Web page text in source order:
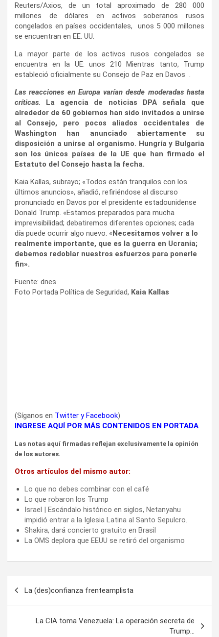
Reuters/Axios, de un total aproximado de 280 000
millones de dólares en activos soberanos rusos
congelados en países occidentales, unos 5 000 millones
se encuentran en EE. UU.
La mayor parte de los activos rusos congelados se
encuentra en la UE: unos 210 Mientras tanto, Trump
estableció oficialmente su Consejo de Paz en Davos .
Las reacciones en Europa varían desde moderadas hasta
críticas. La agencia de noticias DPA señala que
alrededor de 60 gobiernos han sido invitados a unirse
al Consejo, pero pocos aliados occidentales de
Washington han anunciado abiertamente su
disposición a unirse al organismo. Hungría y Bulgaria
son los únicos países de la UE que han firmado el
Estatuto del Consejo hasta la fecha.
Kaia Kallas, subrayo; «Todos están tranquilos con los
últimos anuncios», añadió, refiriéndose al discurso
pronunciado en Davos por el presidente estadounidense
Donald Trump. «Estamos preparados para mucha
imprevisibilidad; debatiremos diferentes opciones; cada
día puede ocurrir algo nuevo. «Necesitamos volver a lo
realmente importante, que es la guerra en Ucrania;
debemos redoblar nuestros esfuerzos para ponerle
fin».
Fuente: dnes
Foto Portada Política de Seguridad, Kaia Kallas
(Síganos en Twitter yFacebook)
INGRESE AQUÍ POR MÁS CONTENIDOS EN PORTADA
Las notas aquí firmadas reflejan exclusivamente la opinión
de los autores.
Otros artículos del mismo autor:
Lo que no debes combinar con el café
Lo que robaron los Trump
Israel | Escándalo histórico en siglos, Netanyahu
impidió entrar a la Iglesia Latina al Santo Sepulcro.
Shakira, dará concierto gratuito en Brasil
La OMS deplora que EEUU se retiró del organismo
entradas
La (des)confianza frenteamplista
La CIA toma Venezuela: La operación secreta de
Trump…